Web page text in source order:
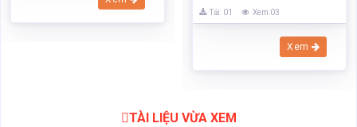
Tải: 01
Xem:03
Xem
TÀI LIỆU VỪA XEM